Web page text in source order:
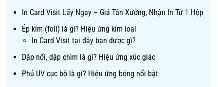
In Card Visit Lấy Ngay – Giá Tận Xưởng, Nhận In Từ 1 Hộp
Ép kim (foil) là gì? Hiệu ứng kim loại
In Card Visit tại đây bạn được gì?
Dập nổi, dập chìm là gì? Hiệu ứng xúc giác
Phủ UV cục bộ là gì? Hiệu ứng bóng nổi bật